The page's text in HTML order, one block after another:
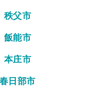
秩父市
飯能市
本庄市
春日部市